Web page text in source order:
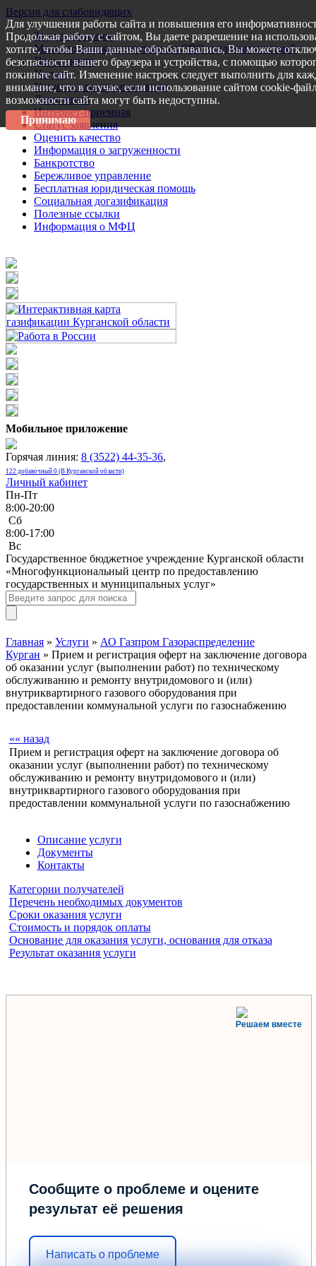
Версия для слабовидящих
Запись на прием
Меры поддержки участникам СВО и членам их семей
Пресс-центр
Услуги
Услуги в электронном виде
Документы
Интернет-приемная
Статус заявления
Оценить качество
Информация о загруженности
Банкротство
Бережливое управление
Бесплатная юридическая помощь
Социальная догазификация
Полезные ссылки
Информация о МФЦ
Мобильное приложение
Горячая линия: 8 (3522) 44-35-36,
122 добавочный 0 (В Курганской области)
Личный кабинет
Пн-Пт
8:00-20:00
Сб
8:00-17:00
Bc
Государственное бюджетное учреждение Курганской области
«Многофункциональный центр по предоставлению
государственных и муниципальных услуг»
Главная » Услуги » АО Газпром Газораспределение
Курган » Прием и регистрация оферт на заключение договора
об оказании услуг (выполнении работ) по техническому
обслуживанию и ремонту внутридомового и (или)
внутриквартирного газового оборудования при
предоставлении коммунальной услуги по газоснабжению
«« назад
Прием и регистрация оферт на заключение договора об
оказании услуг (выполнении работ) по техническому
обслуживанию и ремонту внутридомового и (или)
внутриквартирного газового оборудования при
предоставлении коммунальной услуги по газоснабжению
Описание услуги
Документы
Контакты
Категории получателей
Перечень необходимых документов
Сроки оказания услуги
Стоимость и порядок оплаты
Основание для оказания услуги, основания для отказа
Результат оказания услуги
Решаем вместе
Сообщите о проблеме и оцените
результат её решения
Написать о проблеме
Для улучшения работы сайта и повышения его
Продолжая работу с сайтом, Вы даете разрешение на
хотите, чтобы Ваши данные обрабатывались, Вы можете
безопасности вашего браузера и устройства, с помощью
покиньте сайт. Изменение настроек следует выполнить для
внимание, что в случае, если использование сайтом cookie-
возможности сайта могут быть недоступны.
Принимаю